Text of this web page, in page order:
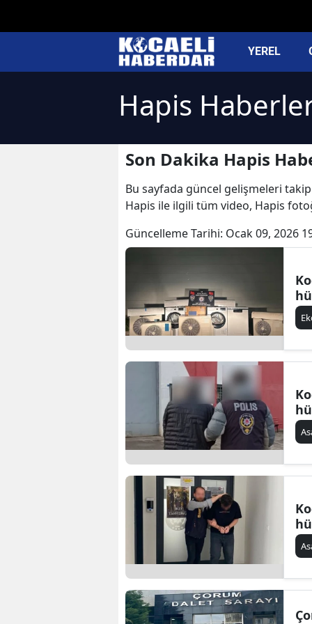
YEREL
Hapis
Son Dakika Hapis
Bu sayfada güncel gelişmeleri
Hapis ile ilgili tüm video, Hapis
Güncelleme Tarihi: Ocak 09, 2026